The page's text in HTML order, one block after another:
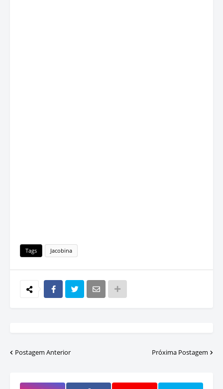
Tags Jacobina
Postagem Anterior Próxima Postagem